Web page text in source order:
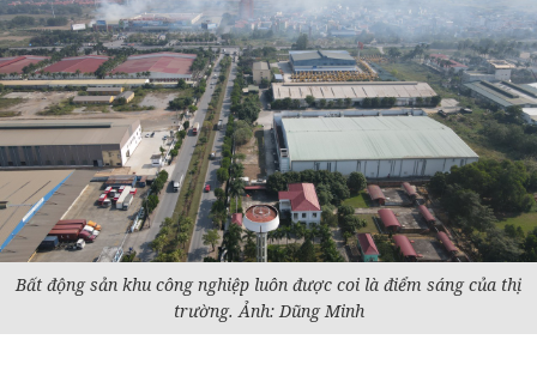
Bất động sản khu công nghiệp luôn được coi là điểm sáng của thị
trường. Ảnh: Dũng Minh